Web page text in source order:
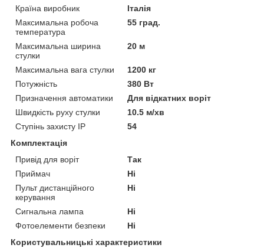
Країна виробник
Італія
Максимальна робоча
температура
55 град.
Максимальна ширина
стулки
20 м
Максимальна вага стулки
1200 кг
Потужність
380 Вт
Призначення автоматики
Для відкатних воріт
Швидкість руху стулки
10.5 м/хв
Ступінь захисту IP
54
Комплектація
Привід для воріт
Так
Приймач
Ні
Пульт дистанційного
керування
Ні
Сигнальна лампа
Ні
Фотоелементи безпеки
Ні
Користувальницькі характеристики